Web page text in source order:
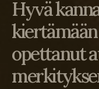
Hyvä
opettanut